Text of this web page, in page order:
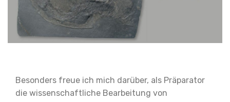
Besonders freue ich mich darüber, als Präparator
die wissenschaftliche Bearbeitung von